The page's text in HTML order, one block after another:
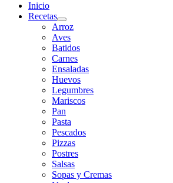
Inicio
Recetas
Arroz
Aves
Batidos
Carnes
Ensaladas
Huevos
Legumbres
Mariscos
Pan
Pasta
Pescados
Pizzas
Postres
Salsas
Sopas y Cremas